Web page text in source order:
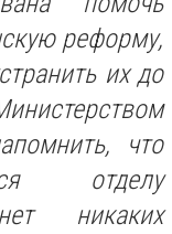
реформу,
их до
что
отделу
никаких